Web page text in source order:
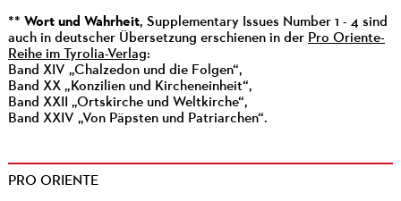
** Wort und Wahrheit, Supplementary Issues Number 1 - 4 sind
auch in deutscher Übersetzung erschienen in der Pro Oriente-
Reihe im Tyrolia-Verlag:
Band XIV „Chalzedon und die Folgen“,
Band XX „Konzilien und Kircheneinheit“,
Band XXII „Ortskirche und Weltkirche“,
Band XXIV „Von Päpsten und Patriarchen“.
PRO ORIENTE